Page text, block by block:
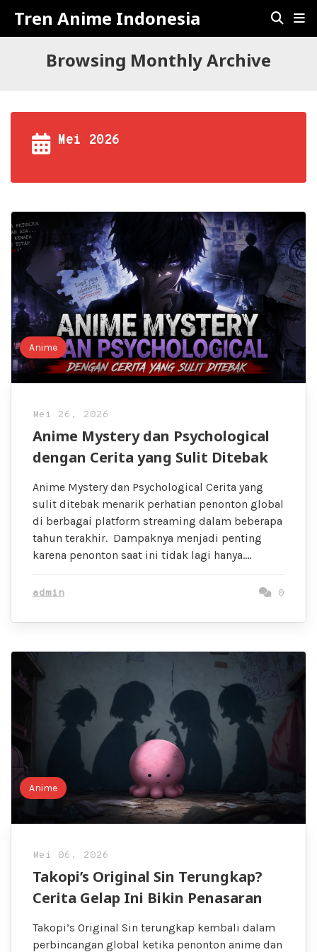
Tren Anime Indonesia
Browsing Monthly Archive
Mei 2026
Anime
Mei 26, 2026
Anime Mystery dan Psychological
dengan Cerita yang Sulit Ditebak
Anime Mystery dan Psychological Cerita yang
sulit ditebak menarik perhatian penonton global
di berbagai platform streaming dalam beberapa
tahun terakhir. Dampaknya menjadi penting
karena penonton saat ini tidak lagi hanya….
admin 0
Anime
Mei 06, 2026
Takopi’s Original Sin Terungkap?
Cerita Gelap Ini Bikin Penasaran
Takopi’s Original Sin terungkap kembali dalam
perbincangan global ketika penonton anime dan